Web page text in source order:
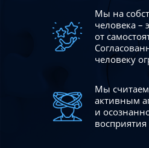
Мы на
человека –
от
человеку
Мы
активным
и